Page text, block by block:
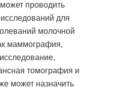
мягких тканей
и ЗНО) 3 кат.
11500 руб.
проводить
для
молочной
маммография,
томография и
может назначить